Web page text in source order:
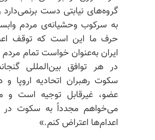
گروه‌های نیابتی دست
به سرکوب وحشیانه‌ی مردم
حرف ما این است که توقف
ایران به‌عنوان خواست تمام مردم
در هر توافق بین‌المللی
سکوت رهبران اتحادیه اروپا
عضو، غیرقابل توجیه است و
می‌خواهم مجدداً به سکوت در
اعدام‌ها اعتراض کنم.»